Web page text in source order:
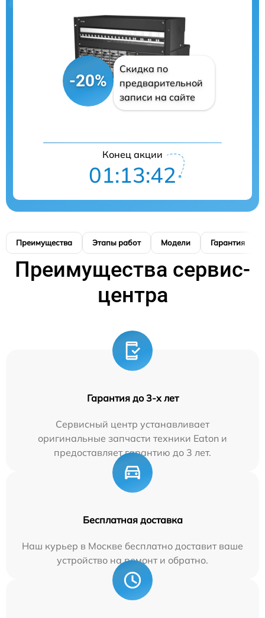
-20%
Скидка по
предварительной
записи на сайте
Конец акции
01:13:41
Преимущества Этапы работ Модели Гарантия
Преимущества сервис-
центра
Гарантия до 3-х лет
Сервисный центр устанавливает
оригинальные запчасти техники Eaton и
предоставляет гарантию до 3 лет.
Бесплатная доставка
Наш курьер в Москве бесплатно доставит ваше
устройство на ремонт и обратно.